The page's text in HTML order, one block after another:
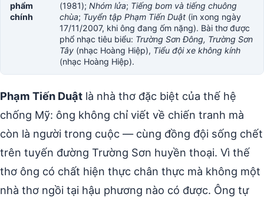
phẩm
chính
(1981); Nhóm lửa; Tiếng bom và tiếng chuông
chùa; Tuyển tập Phạm Tiến Duật (in xong ngày
17/11/2007, khi ông đang ốm nặng). Bài thơ được
phổ nhạc tiêu biểu: Trường Sơn Đông, Trường Sơn
Tây (nhạc Hoàng Hiệp), Tiểu đội xe không kính
(nhạc Hoàng Hiệp).
Phạm Tiến Duật là nhà thơ đặc biệt của thế hệ
chống Mỹ: ông không chỉ viết về chiến tranh mà
còn là người trong cuộc — cùng đồng đội sống chết
trên tuyến đường Trường Sơn huyền thoại. Vì thế
thơ ông có chất hiện thực chân thực mà không một
nhà thơ ngồi tại hậu phương nào có được. Ông tự